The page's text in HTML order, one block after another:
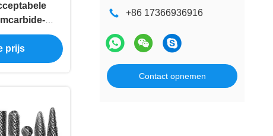
+86 17366936916
Contact opnemen
voor
YG6
prijs